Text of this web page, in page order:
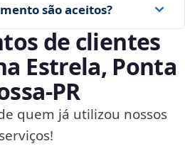
são aceitos?
de clientes
Estrela, Ponta
quem já utilizou nossos
serviços!